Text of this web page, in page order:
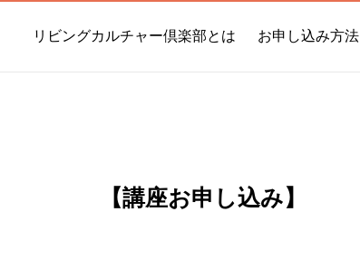
リビングカルチャー倶楽部とは お申し込み方法
【講座お申し込み】